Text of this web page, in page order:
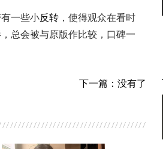
一些小反转 ，使得观众在看时
总会被与原版作比较，口碑一
下一篇：没有了